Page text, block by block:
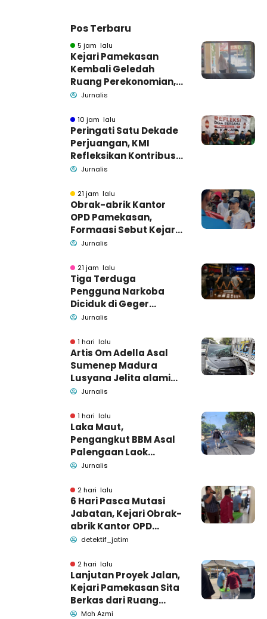
Pos Terbaru
5 jam lalu
Kejari Pamekasan
Kembali Geledah
Ruang Perekonomian,
Pidsus: Tunggu Saja!
Jurnalis
10 jam lalu
Peringati Satu Dekade
Perjuangan, KMI
Refleksikan Kontribusi
untuk Masyarakat
Jurnalis
21 jam lalu
Obrak-abrik Kantor
OPD Pamekasan,
Formaasi Sebut Kejari
Pamekasan
Jurnalis
21 jam lalu
Tiga Terduga
Pengguna Narkoba
Diciduk di Geger
Bangkalan, Polisi Masih
Barang Bukti
Jurnalis
1 hari lalu
Artis Om Adella Asal
Sumenep Madura
Lusyana Jelita alami
kecelakaan di Wonogiri
Jurnalis
1 hari lalu
Laka Maut,
Pengangkut BBM Asal
Palengaan Laok
Pamekasan Meninggal
Jurnalis
2 hari lalu
6 Hari Pasca Mutasi
Jabatan, Kejari Obrak-
abrik Kantor OPD
Pemkab Pamekasan
detektif_jatim
2 hari lalu
Lanjutan Proyek Jalan,
Kejari Pamekasan Sita
Berkas dari Ruang
Pemkab Pamekasan
Moh Azmi